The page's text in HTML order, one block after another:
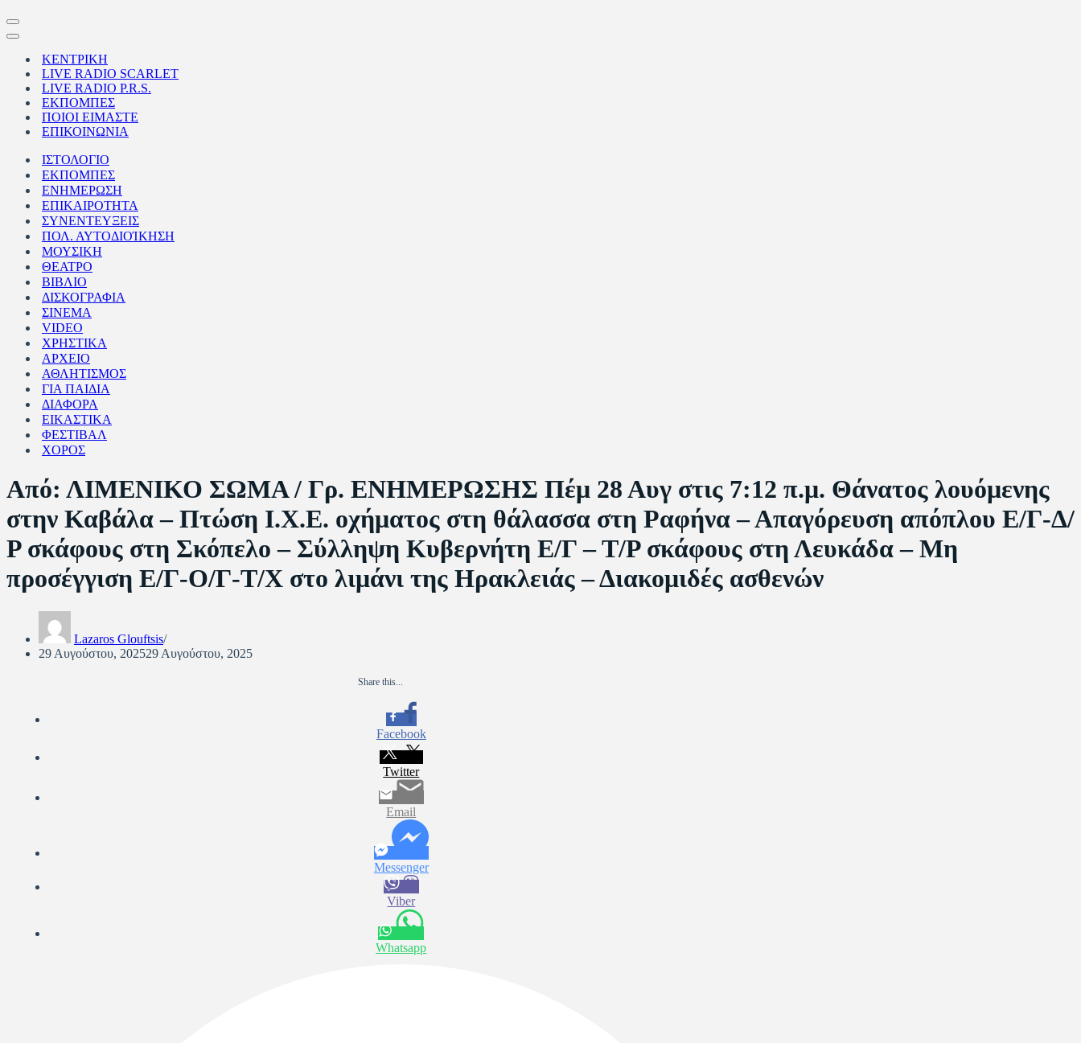
Μενού
πλοήγησης
Μενού
πλοήγησηςΚΕΝΤΡΙΚΗ
LIVE RADIO SCARLET
LIVE RADIO P.R.S.
ΕΚΠΟΜΠΕΣ
ΠΟΙΟΙ ΕΙΜΑΣΤΕ
ΕΠΙΚΟΙΝΩΝΙΑ
ΙΣΤΟΛΟΓΙΟ
ΕΚΠΟΜΠΕΣ
ΕΝΗΜΕΡΩΣΗ
ΕΠΙΚΑΙΡΟΤΗΤΑ
ΣΥΝΕΝΤΕΥΞΕΙΣ
ΠΟΛ. ΑΥΤΟΔΙΟΊΚΗΣΗ
ΜΟΥΣΙΚΗ
ΘΕΑΤΡΟ
ΒΙΒΛΙΟ
ΔΙΣΚΟΓΡΑΦΙΑ
ΣΙΝΕΜΑ
VIDEO
ΧΡΗΣΤΙΚΑ
ΑΡΧΕΙΟ
ΑΘΛΗΤΙΣΜΟΣ
ΓΙΑ ΠΑΙΔΙΑ
ΔΙΑΦΟΡΑ
ΕΙΚΑΣΤΙΚΑ
ΦΕΣΤΙΒΑΛ
ΧΟΡΟΣ
Από: ΛΙΜΕΝΙΚΟ ΣΩΜΑ / Γρ. ΕΝΗΜΕΡΩΣΗΣ Πέμ 28 Αυγ στις 7:12 π.μ. Θάνατος λουόμενης
στην Καβάλα – Πτώση Ι.Χ.Ε. οχήματος στη θάλασσα στη Ραφήνα – Απαγόρευση απόπλου Ε/Γ-Δ/
Ρ σκάφους στη Σκόπελο – Σύλληψη Κυβερνήτη Ε/Γ – Τ/Ρ σκάφους στη Λευκάδα – Μη
προσέγγιση Ε/Γ-Ο/Γ-Τ/Χ στο λιμάνι της Ηρακλειάς – Διακομιδές ασθενών
Lazaros Glouftsis
29 Αυγούστου, 202529 Αυγούστου, 2025
Share this...
Facebook
Twitter
Email
Messenger
Viber
Whatsapp